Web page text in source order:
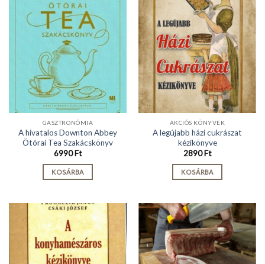
GASZTRONÓMIA
A hivatalos Downton Abbey
Ötórai Tea Szakácskönyv
6990Ft
KOSÁRBA
AKCIÓS KÖNYVEK
A legújabb házi cukrászat
kézikönyve
2890Ft
KOSÁRBA